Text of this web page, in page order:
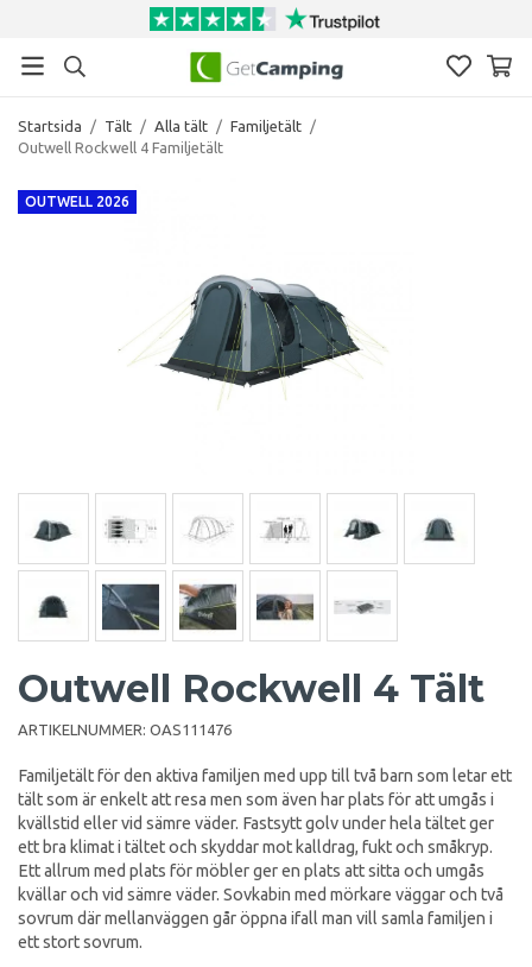
Startsida / Tält / Alla tält / Familjetält /
Outwell Rockwell 4 Familjetält
OUTWELL 2026
Outwell Rockwell 4 Tält
ARTIKELNUMMER: OAS111476
Familjetält för den aktiva familjen med upp till två barn som letar ett
tält som är enkelt att resa men som även har plats för att umgås i
kvällstid eller vid sämre väder. Fastsytt golv under hela tältet ger
ett bra klimat i tältet och skyddar mot kalldrag, fukt och småkryp.
Ett allrum med plats för möbler ger en plats att sitta och umgås
kvällar och vid sämre väder. Sovkabin med mörkare väggar och två
sovrum där mellanväggen går öppna ifall man vill samla familjen i
ett stort sovrum.